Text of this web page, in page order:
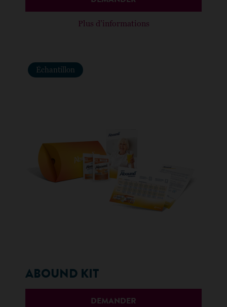
Plus d’informations
Échantillon
ABOUND KIT
DEMANDER